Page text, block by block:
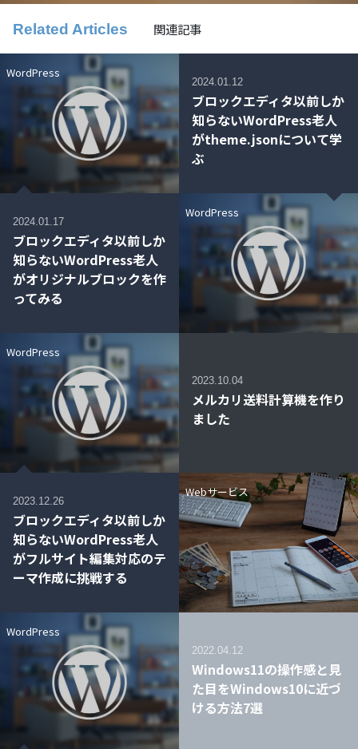
Related Articles 関連記事
WordPress
2024.01.17
ブロックエディタ以前しか
知らないWordPress老人
がオリジナルブロックを作
ってみる
WordPress
2024.01.12
ブロックエディタ以前しか
知らないWordPress老人
がtheme.jsonについて学
ぶ
WordPress
2023.12.26
ブロックエディタ以前しか
知らないWordPress老人
がフルサイト編集対応のテ
ーマ作成に挑戦する
Webサービス
2023.10.04
メルカリ送料計算機を作り
ました
WordPress
2022.04.12
Windows11の操作感と見
た目をWindows10に近づ
ける方法7選